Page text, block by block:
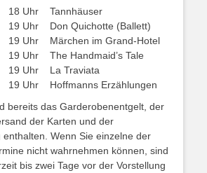
18 Uhr Tannhäuser
19 Uhr Don Quichotte (Ballett)
19 Uhr Märchen im Grand-Hotel
Uhr The Handmaid’s Tale
19 Uhr La Traviata
19 Uhr Hoffmanns Erzählungen
bereits das Garderobenentgelt, der
der Karten und der
enthalten. Wenn Sie einzelne der
nicht wahrnehmen können, sind
bis zwei Tage vor der Vorstellung